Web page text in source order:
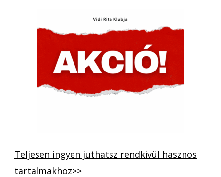
Teljesen ingyen juthatsz rendkívül hasznos
tartalmakhoz>>